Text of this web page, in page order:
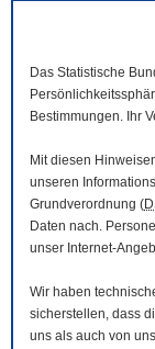
Das Statistische
Bestimmungen. Ihr
Mit diesen
unseren
Grundverordnung (
Daten nach.
unser Internet-
Wir haben
sicherstellen, dass
uns als auch von